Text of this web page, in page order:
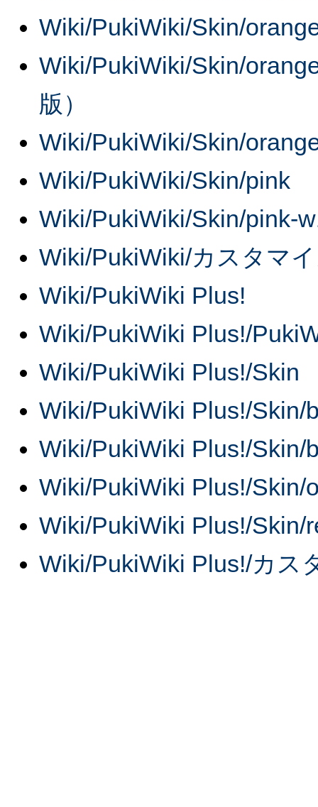
Wiki/PukiWiki/Skin/
Wiki/PukiWiki/Skin/
版）
Wiki/PukiWiki/Skin/
Wiki/PukiWiki/Skin/pink
Wiki/PukiWiki/Skin/pink-
Wiki/PukiWiki/カスタマ
Wiki/PukiWiki Plus!
Wiki/PukiWiki Plus!/
Wiki/PukiWiki Plus!/Skin
Wiki/PukiWiki Plus!/Skin/
Wiki/PukiWiki Plus!/Skin/
Wiki/PukiWiki Plus!/Skin/
Wiki/PukiWiki Plus!/Skin/
Wiki/PukiWiki Plus!/カス